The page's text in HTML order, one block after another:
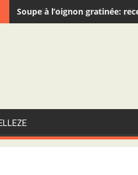
Soupe à l’oignon gratinée:
Sopa de Abóbora com